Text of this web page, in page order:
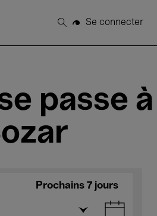
Rechercher
Se connecter
passe à
Prochains 7 jours